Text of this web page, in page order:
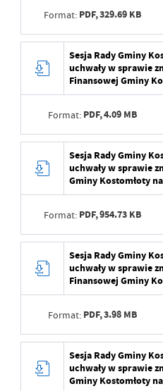
Data ostatniej
aktualizacji
Ostatnio zaktualizował
Format: PDF,329.69 KB
Wytworzył
Data ostatniej
aktualizacji
Ostatnio zaktualizował
Sesja Rady Gminy
uchwały w sprawie
Finansowej Gminy
Format: PDF,4.09 MB
Wytworzył
Data ostatniej
aktualizacji
Ostatnio zaktualizował
Sesja Rady Gminy
uchwały w sprawie
Gminy Kostomłoty
Format: PDF,954.73 KB
Wytworzył
Data ostatniej
aktualizacji
Sesja Rady Gminy
uchwały w sprawie
Finansowej Gminy
Format: PDF,3.98 MB
Wytworzył
Sesja Rady Gminy
uchwały w sprawie
Gminy Kostomłoty